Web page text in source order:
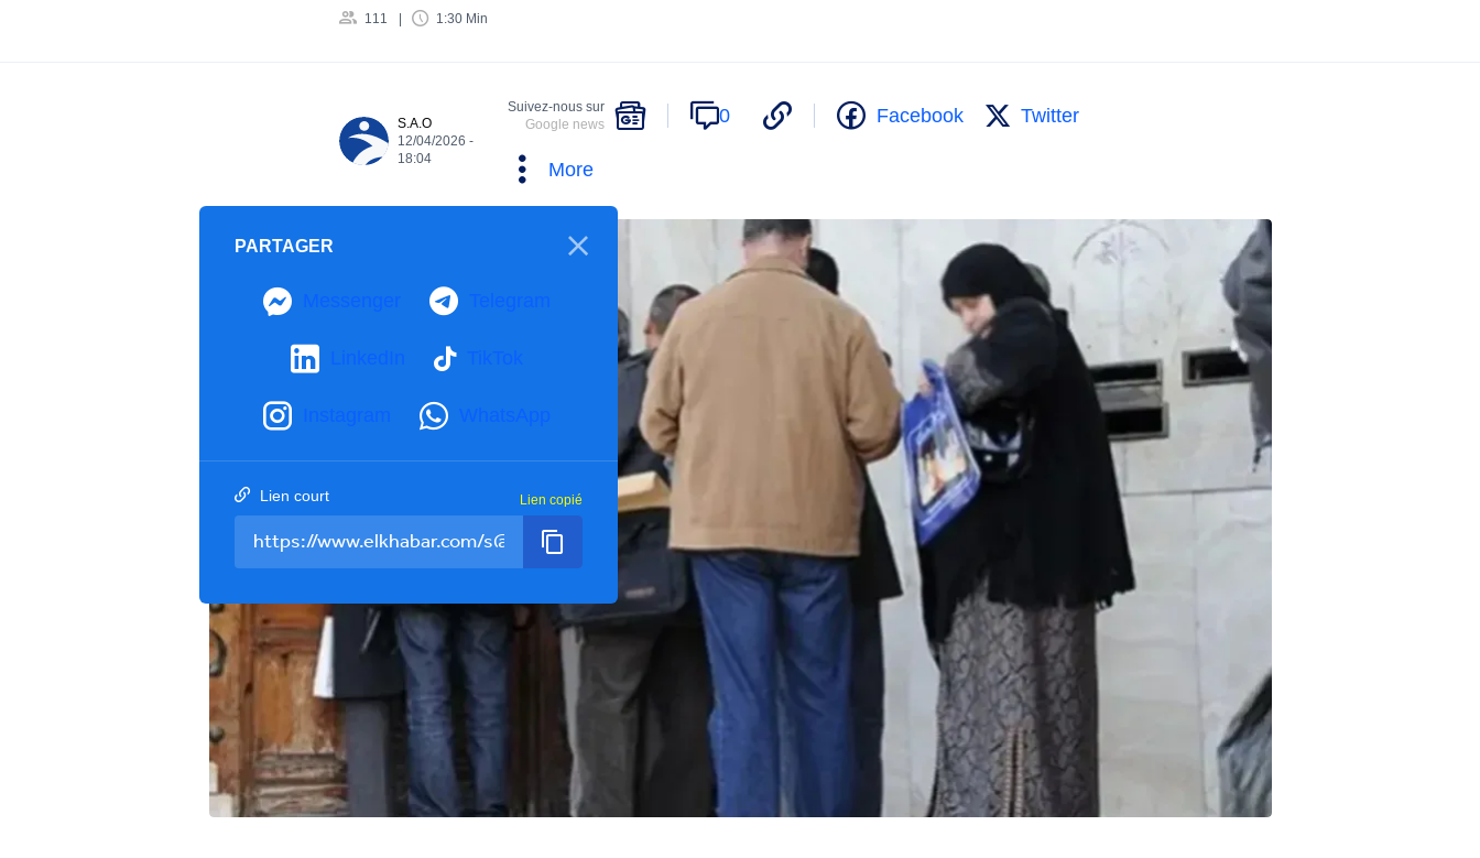
111 1:30 Min
S.A.O
12/04/2026 -
18:04
Suivez-nous sur
Google news
0 Facebook Twitter
More
PARTAGER
Messenger Telegram
LinkedIn TikTok
Instagram WhatsApp
Lien court Lien copié